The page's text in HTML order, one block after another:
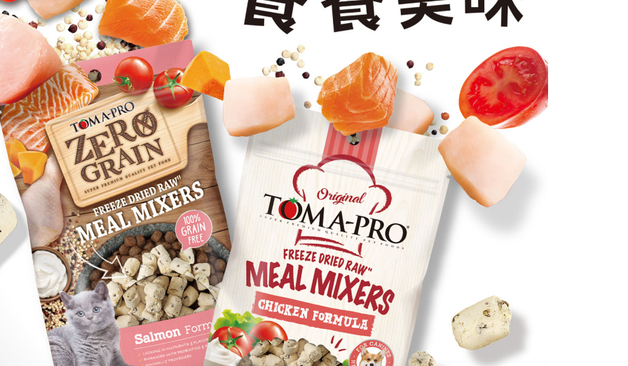
３．未成年的使用者請事先徵得法定代理人或監護人之同意方可使用
「AFTEE先享後付」，若未經同意申辦者引起之損失，本公司不負相關責
任。
４．使用「AFTEE先享後付」時，將依據個別帳號之用戶狀況，依本公司
即時審查核予不同之上限額度；若仍有額度不足之情形，本公司將視審查
結果請求用戶進行身份認證。
５．嚴禁一人註冊多個帳號或使用他人資訊註冊。若發現惡意使用之情
形，恩沛科技股份有限公司將有權停止該用戶之使用額度並採取法律行
動。